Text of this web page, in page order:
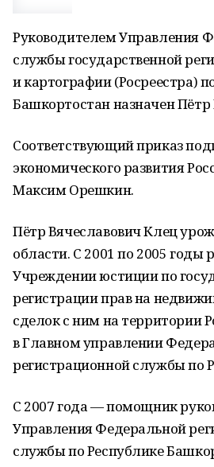
Руководителем Управления
службы государственной
и картографии (Росреестра)
Башкортостан назначен Пётр
Соответствующий приказ
экономического развития
Максим Орешкин.
Пётр Вячеславович Клец
области. С 2001 по 2005 годы
Учреждении юстиции по
регистрации прав на
сделок с ним на территории
в Главном управлении
регистрационной службы по
С 2007 года — помощник
Управления Федеральной
службы по Республике